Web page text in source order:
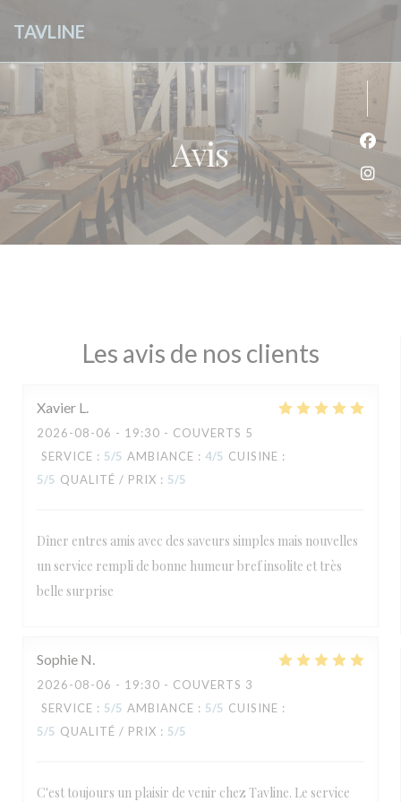
TAVLINE
Avis
Les avis de nos clients
Xavier L
2026-08-06 - 19:30 - COUVERTS 5
SERVICE : 5/5 AMBIANCE : 4/5 CUISINE :
5/5 QUALITÉ / PRIX : 5/5
Dîner entres amis avec des saveurs simples mais nouvelles
un service rempli de bonne humeur bref insolite et très
belle surprise
Sophie N
2026-08-06 - 19:30 - COUVERTS 3
SERVICE : 5/5 AMBIANCE : 5/5 CUISINE :
5/5 QUALITÉ / PRIX : 5/5
C'est toujours un plaisir de venir chez Tavline. Le service